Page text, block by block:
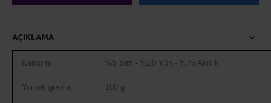
AÇIKLAMA
Karışımı %5 Sim - %20 Yün - %75 Akrilik
Yumak gramajı 100 g